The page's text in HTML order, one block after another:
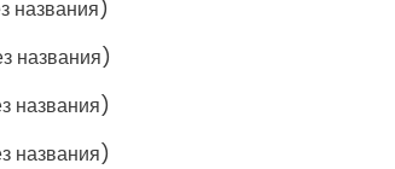
названия)
названия)
названия)
названия)